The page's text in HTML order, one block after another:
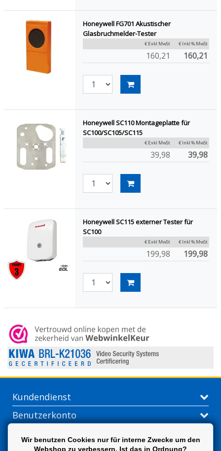
Honeywell FG701 Akustischer
Glasbruchmelder-Tester
€ Exkl MwSt € Inkl % MwSt
160,21 160,21
Honeywell SC110 Montageplatte für
SC100/SC105/SC115
€ Exkl MwSt € Inkl % MwSt
39,98 39,98
Honeywell SC115 externer Tester für
SC100
€ Exkl MwSt € Inkl % MwSt
199,98 199,98
Kundendienst
Benutzerkonto
Wir benutzen Cookies nur für interne Zwecke um den
Webshop zu verbessern. Ist das in Ordnung?